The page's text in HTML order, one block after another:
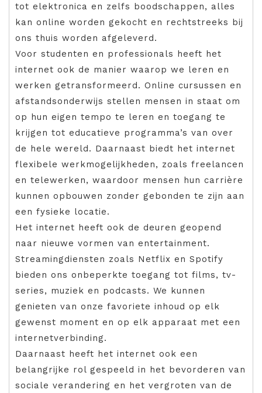
tot elektronica en zelfs boodschappen, alles
kan online worden gekocht en rechtstreeks bij
ons thuis worden afgeleverd.
Voor studenten en professionals heeft het
internet ook de manier waarop we leren en
werken getransformeerd. Online cursussen en
afstandsonderwijs stellen mensen in staat om
op hun eigen tempo te leren en toegang te
krijgen tot educatieve programma’s van over
de hele wereld. Daarnaast biedt het internet
flexibele werkmogelijkheden, zoals freelancen
en telewerken, waardoor mensen hun carrière
kunnen opbouwen zonder gebonden te zijn aan
een fysieke locatie.
Het internet heeft ook de deuren geopend
naar nieuwe vormen van entertainment.
Streamingdiensten zoals Netflix en Spotify
bieden ons onbeperkte toegang tot films, tv-
series, muziek en podcasts. We kunnen
genieten van onze favoriete inhoud op elk
gewenst moment en op elk apparaat met een
internetverbinding.
Daarnaast heeft het internet ook een
belangrijke rol gespeeld in het bevorderen van
sociale verandering en het vergroten van de